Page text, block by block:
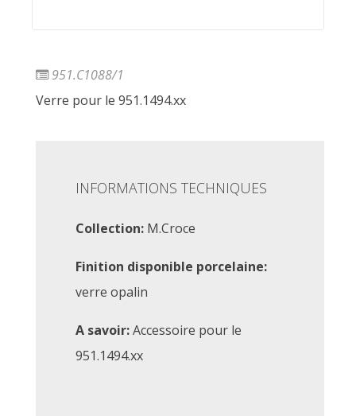
951.C1088/1
Verre pour le 951.1494.xx
INFORMATIONS TECHNIQUES
Collection: M.Croce
Finition disponible porcelaine:
verre opalin
A savoir:Accessoire pour le
951.1494.xx